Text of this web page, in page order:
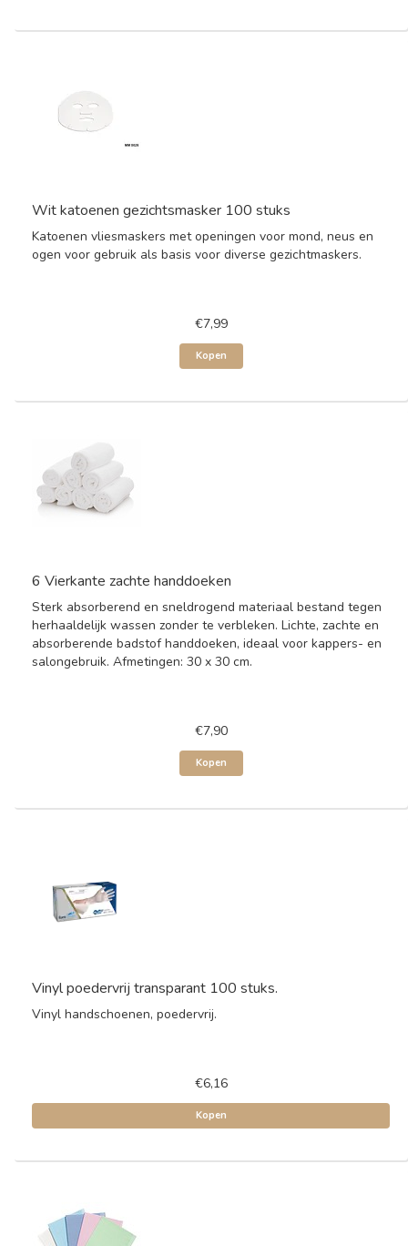
Wit katoenen gezichtsmasker 100 stuks
Katoenen vliesmaskers met openingen voor mond, neus en
ogen voor gebruik als basis voor diverse gezichtmaskers.
€7,99
Kopen
6 Vierkante zachte handdoeken
Sterk absorberend en sneldrogend materiaal bestand tegen
herhaaldelijk wassen zonder te verbleken. Lichte, zachte en
absorberende badstof handdoeken, ideaal voor kappers- en
salongebruik. Afmetingen: 30 x 30 cm.
€7,90
Kopen
Vinyl poedervrij transparant 100 stuks.
Vinyl handschoenen, poedervrij.
€6,16
Kopen